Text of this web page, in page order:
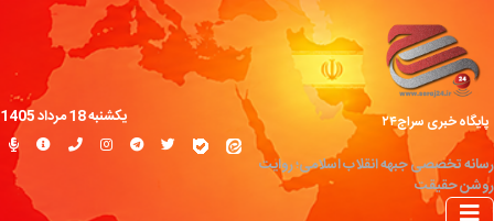
پایگاه خبری سراج۲۴
رسانه تخصصی جبهه انقلاب اسلامی؛ روایت
روشن حقیقت
یکشنبه 18 مرداد 1405